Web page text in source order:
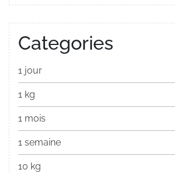
Categories
1 jour
1 kg
1 mois
1 semaine
10 kg